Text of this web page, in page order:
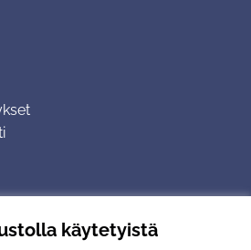
käytetyistä